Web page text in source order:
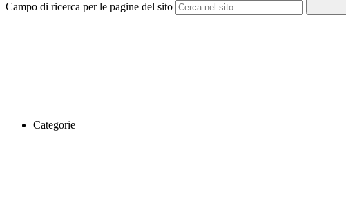
Campo di ricerca per le pagine del sito
Categorie